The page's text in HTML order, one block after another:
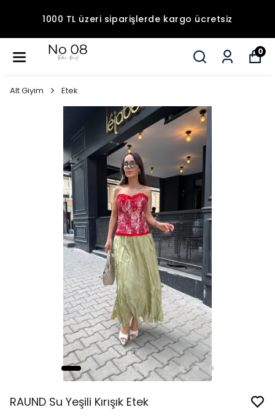
1000 TL üzeri siparişlerde kargo ücretsiz
0
Alt Giyim Etek
RAUND Su Yeşili Kırışık Etek